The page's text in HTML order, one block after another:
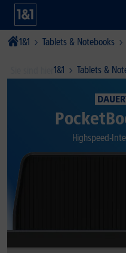
1&1 Tablets & Notebooks
1&1 Tablets &
Highspeed-